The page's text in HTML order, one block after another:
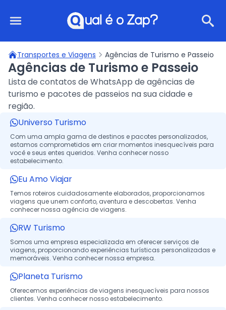
Qual é o Zap?
Transportes e Viagens Agências de Turismo e Passeio
Agências de Turismo e Passeio
Lista de contatos de WhatsApp de agências de
turismo e pacotes de passeios na sua cidade e
região.
Universo Turismo
Com uma ampla gama de destinos e pacotes personalizados,
estamos comprometidos em criar momentos inesquecíveis para
você e seus entes queridos. Venha conhecer nosso
estabelecimento.
Eu Amo Viajar
Temos roteiros cuidadosamente elaborados, proporcionamos
viagens que unem conforto, aventura e descobertas. Venha
conhecer nossa agência de viagens.
RW Turismo
Somos uma empresa especializada em oferecer serviços de
viagens, proporcionando experiências turísticas personalizadas e
memoráveis. Venha conhecer nossa empresa.
Planeta Turismo
Oferecemos experiências de viagens inesquecíveis para nossos
clientes. Venha conhecer nosso estabelecimento.